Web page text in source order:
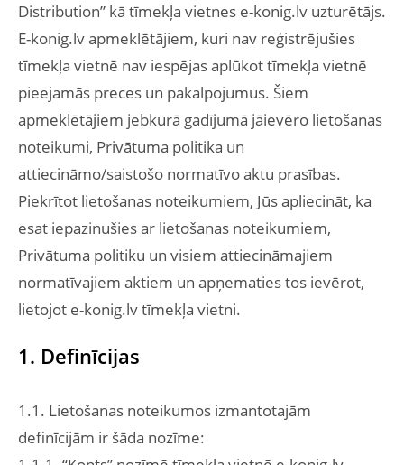
Distribution” kā tīmekļa vietnes e-konig.lv uzturētājs.
E-konig.lv apmeklētājiem, kuri nav reģistrējušies
tīmekļa vietnē nav iespējas aplūkot tīmekļa vietnē
pieejamās preces un pakalpojumus. Šiem
apmeklētājiem jebkurā gadījumā jāievēro lietošanas
noteikumi, Privātuma politika un
attiecināmo/saistošo normatīvo aktu prasības.
Piekrītot lietošanas noteikumiem, Jūs apliecināt, ka
esat iepazinušies ar lietošanas noteikumiem,
Privātuma politiku un visiem attiecināmajiem
normatīvajiem aktiem un apņematies tos ievērot,
lietojot e-konig.lv tīmekļa vietni.
1. Definīcijas
1.1. Lietošanas noteikumos izmantotajām
definīcijām ir šāda nozīme: